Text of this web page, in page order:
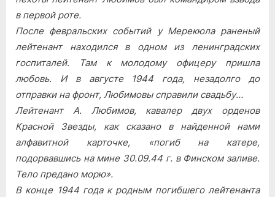
в первой роте.
После февральских событий у Мерекюла раненый
лейтенант находился в одном из ленинградских
госпиталей. Там к молодому офицеру пришла
любовь. И в августе 1944 года, незадолго до
отправки на фронт, Любимовы справили свадьбу…
Лейтенант А. Любимов, кавалер двух орденов
Красной Звезды, как сказано в найденной нами
алфавитной карточке, «погиб на катере,
подорвавшись на мине 30.09.44 г. в Финском заливе.
Тело предано морю».
В конце 1944 года к родным погибшего лейтенанта